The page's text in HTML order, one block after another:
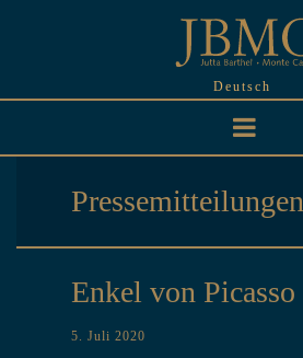
Deutsch
Pressemitteilungen
Enkel von Picasso
5. Juli 2020